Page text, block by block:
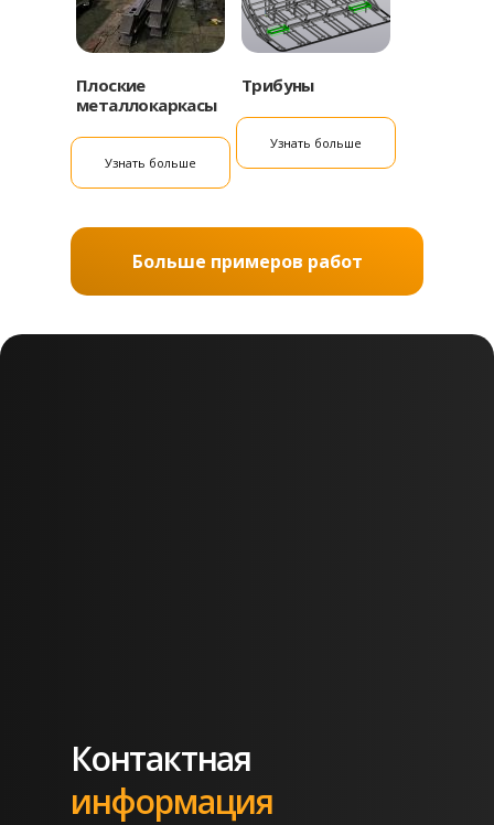
Плоские
металлокаркасы
Узнать больше
Трибуны
Узнать больше
Больше примеров работ
Контактная
информация